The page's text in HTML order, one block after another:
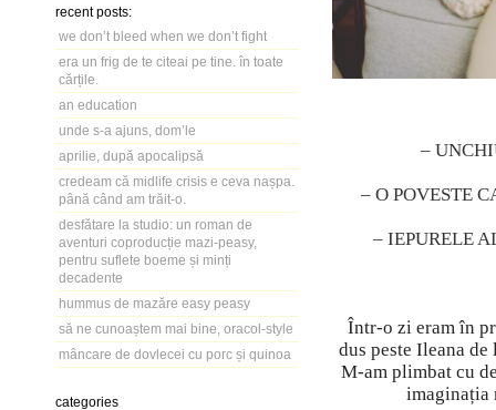
recent posts:
we don’t bleed when we don’t fight
era un frig de te citeai pe tine. în toate
cărțile.
an education
unde s-a ajuns, dom’le
aprilie, după apocalipsă
credeam că midlife crisis e ceva nașpa.
până când am trăit-o.
desfătare la studio: un roman de
aventuri coproducție mazi-peasy,
pentru suflete boeme și minți
decadente
hummus de mazăre easy peasy
să ne cunoaștem mai bine, oracol-style
mâncare de dovlecei cu porc și quinoa
categories
–
– O POVESTE
– IEPURELE
Într-o zi eram în
dus peste Ileana de
M-am plimbat cu
imaginația